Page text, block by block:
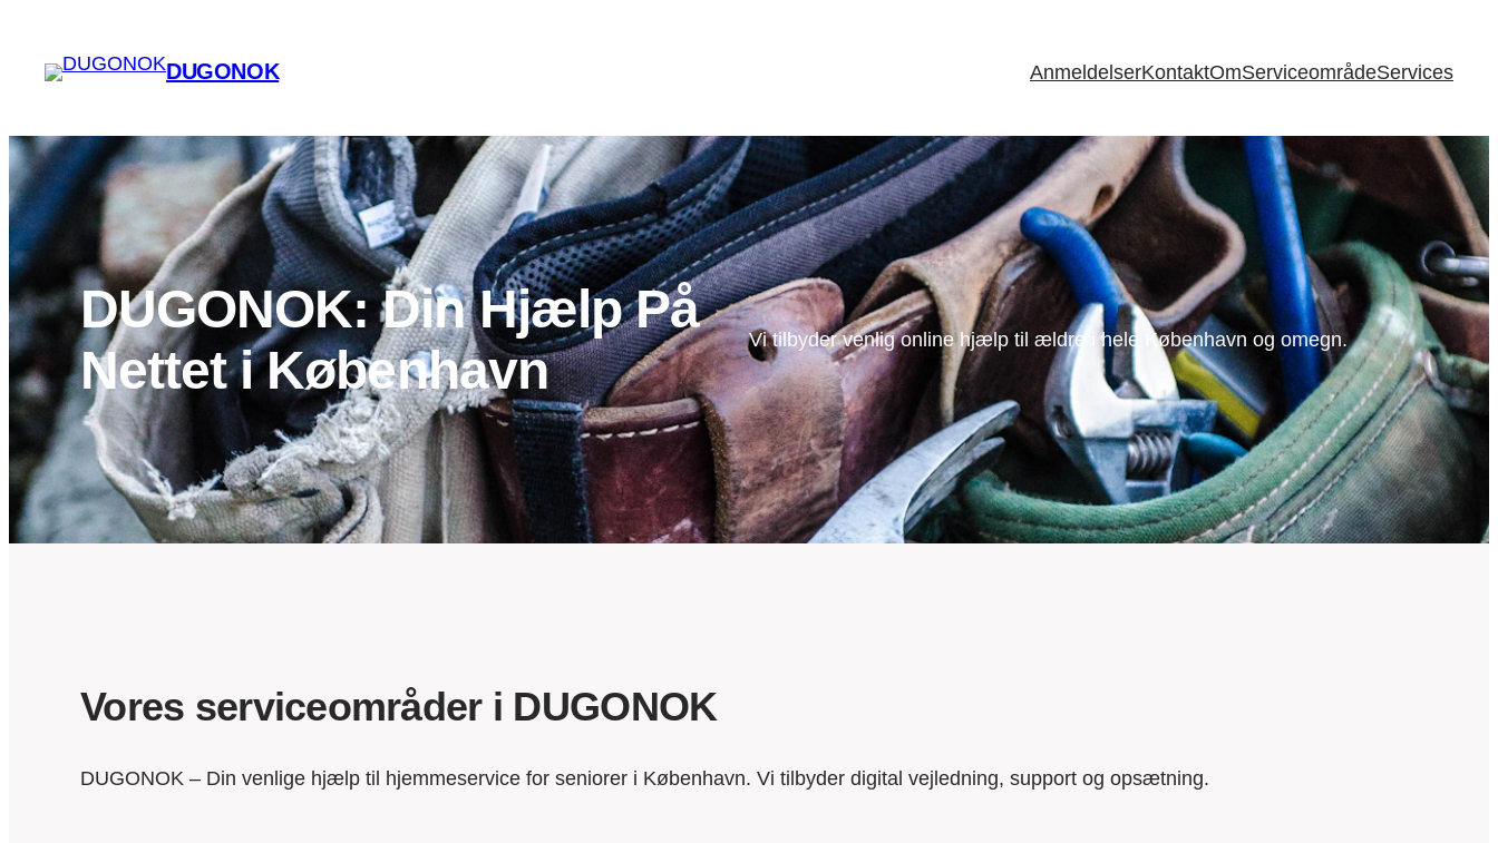
indhold
DUGONOK AnmeldelserKontaktOmServiceområdeServices
DUGONOK: Din Hjælp På
Nettet i København
Vi tilbyder venlig online hjælp til ældre i hele København og omegn.
Vores serviceområder i DUGONOK
DUGONOK – Din venlige hjælp til hjemmeservice for seniorer i København. Vi tilbyder digital vejledning, support og opsætning.